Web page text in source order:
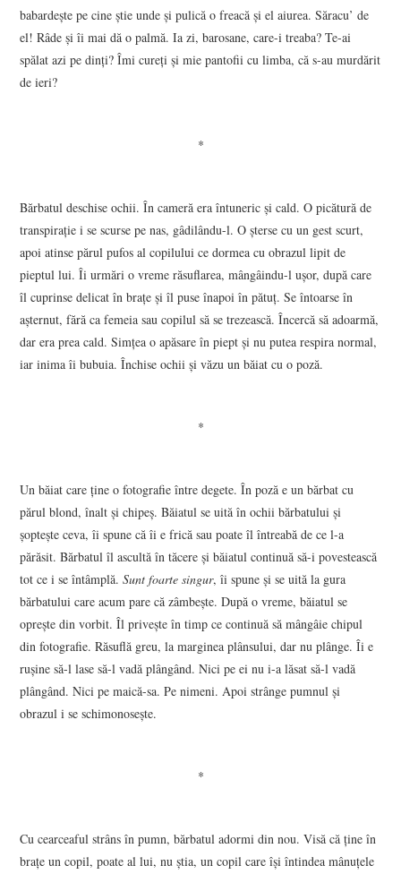
babardeşte pe cine ştie unde şi pulică o freacă şi el aiurea. Săracu’ de
el! Râde şi îi mai dă o palmă. Ia zi, barosane, care-i treaba? Te-ai
spălat azi pe dinţi? Îmi cureţi şi mie pantofii cu limba, că s-au murdărit
de ieri?
*
Bărbatul deschise ochii. În cameră era întuneric şi cald. O picătură de
transpiraţie i se scurse pe nas, gâdilându-l. O şterse cu un gest scurt,
apoi atinse părul pufos al copilului ce dormea cu obrazul lipit de
pieptul lui. Îi urmări o vreme răsuflarea, mângâindu-l uşor, după care
îl cuprinse delicat în braţe şi îl puse înapoi în pătuţ. Se întoarse în
aşternut, fără ca femeia sau copilul să se trezească. Încercă să adoarmă,
dar era prea cald. Simţea o apăsare în piept şi nu putea respira normal,
iar inima îi bubuia. Închise ochii şi văzu un băiat cu o poză.
*
Un băiat care ţine o fotografie între degete. În poză e un bărbat cu
părul blond, înalt şi chipeş. Băiatul se uită în ochii bărbatului şi
şopteşte ceva, îi spune că îi e frică sau poate îl întreabă de ce l-a
părăsit. Bărbatul îl ascultă în tăcere şi băiatul continuă să-i povestească
tot ce i se întâmplă.Sunt foarte singur, îi spune şi se uită la gura
bărbatului care acum pare că zâmbeşte. După o vreme, băiatul se
opreşte din vorbit. Îl priveşte în timp ce continuă să mângâie chipul
din fotografie. Răsuflă greu, la marginea plânsului, dar nu plânge. Îi e
ruşine să-l lase să-l vadă plângând. Nici pe ei nu i-a lăsat să-l vadă
plângând. Nici pe maică-sa. Pe nimeni. Apoi strânge pumnul şi
obrazul i se schimonoseşte.
*
Cu cearceaful strâns în pumn, bărbatul adormi din nou. Visă că ţine în
braţe un copil, poate al lui, nu ştia, un copil care îşi întindea mânuţele